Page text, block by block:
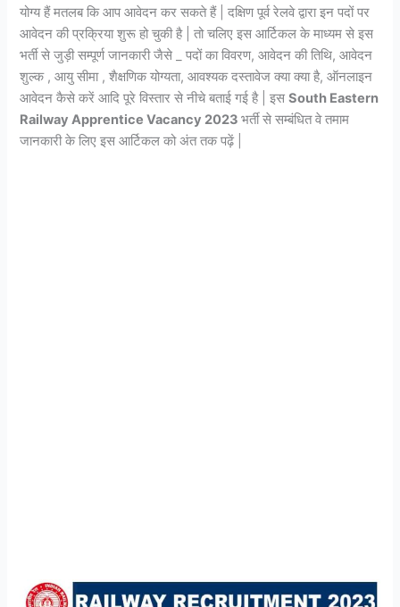
योग्य हैं मतलब कि आप आवेदन कर सकते हैं | दक्षिण पूर्व रेलवे द्वारा इन पदों पर
आवेदन की प्रक्रिया शुरू हो चुकी है | तो चलिए इस आर्टिकल के माध्यम से इस
भर्ती से जुड़ी सम्पूर्ण जानकारी जैसे _ पदों का विवरण, आवेदन की तिथि, आवेदन
शुल्क , आयु सीमा , शैक्षणिक योग्यता, आवश्यक दस्तावेज क्या क्या है, ऑनलाइन
आवेदन कैसे करें आदि पूरे विस्तार से नीचे बताई गई है | इसSouth Eastern
Railway Apprentice Vacancy 2023भर्ती से सम्बंधित वे तमाम
जानकारी के लिए इस आर्टिकल को अंत तक पढ़ें |